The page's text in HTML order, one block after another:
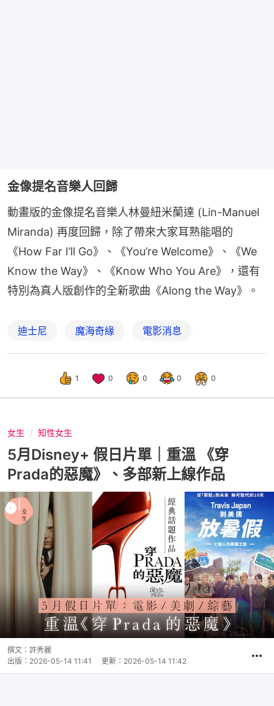
金像提名音樂人回歸
動畫版的金像提名音樂人林曼紐米蘭達 (Lin-Manuel
Miranda) 再度回歸，除了帶來大家耳熟能唱的
《How Far I’ll Go》、《You’re Welcome》、《We
Know the Way》、《Know Who You Are》，還有
特別為真人版創作的全新歌曲《Along the Way》。
迪士尼 魔海奇緣 電影消息
1 0 0 0 0
女生 知性女生
5月Disney+ 假日片單｜重溫 《穿
Prada的惡魔》、多部新上線作品
撰文： 許秀麗
出版： 2026-05-14 11:41 更新： 2026-05-14 11:42